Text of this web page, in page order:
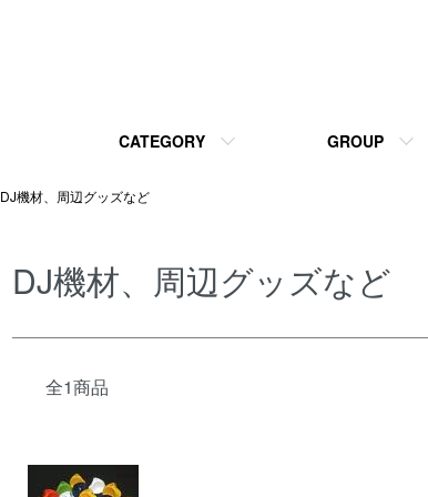
CATEGORY GROUP
DJ機材、周辺グッズなど
DJ機材、周辺グッズなど
全1商品